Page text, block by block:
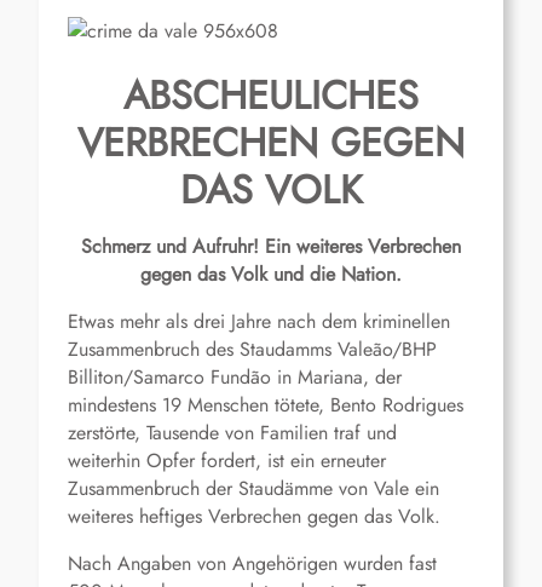
ABSCHEULICHES
VERBRECHEN GEGEN
DAS VOLK
Schmerz und Aufruhr! Ein weiteres Verbrechen
gegen das Volk und die Nation.
Etwas mehr als drei Jahre nach dem kriminellen
Zusammenbruch des Staudamms Valeão/BHP
Billiton/Samarco Fundão in Mariana, der
mindestens 19 Menschen tötete, Bento Rodrigues
zerstörte, Tausende von Familien traf und
weiterhin Opfer fordert, ist ein erneuter
Zusammenbruch der Staudämme von Vale ein
weiteres heftiges Verbrechen gegen das Volk.
Nach Angaben von Angehörigen wurden fast